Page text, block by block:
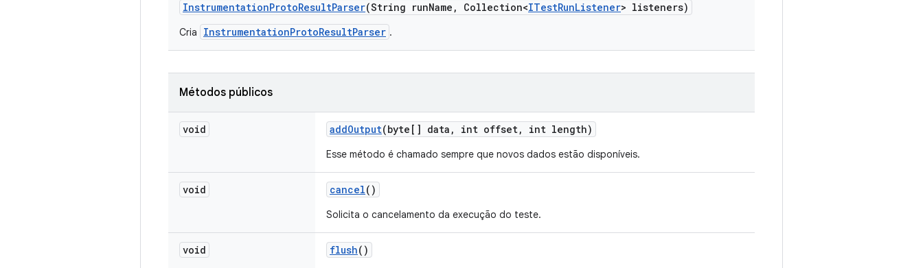
InstrumentationProtoResultParser(String runName , Collection<ITestRunListener> listeners)
Cria InstrumentationProtoResultParser .
Métodos públicos
void addOutput(byte[] data , int offset, int length)
Esse método é chamado sempre que novos dados estão disponíveis.
void cancel()
Solicita o cancelamento da execução do teste.
void flush()